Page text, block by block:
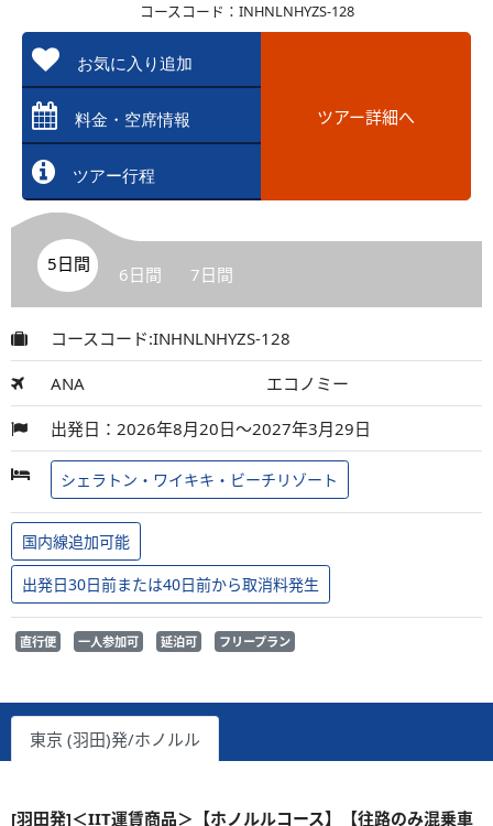
コースコード：INHNLNHYZS-128
お気に入り追加
料金・空席情報
ツアー行程
ツアー詳細へ
5日間 6日間 7日間
コースコード:INHNLNHYZS-128
ANA エコノミー
出発日：2026年8月20日～2027年3月29日
シェラトン・ワイキキ・ビーチリゾート
国内線追加可能
出発日30日前または40日前から取消料発生
直行便 一人参加可 延泊可 フリープラン
東京 (羽田)発/ホノルル
[羽田発]＜IIT運賃商品＞【ホノルルコース】【往路のみ混乗車